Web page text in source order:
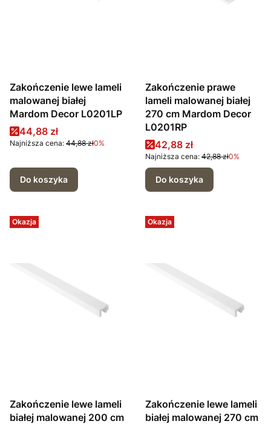
Zakończenie lewe lameli
malowanej białej
Mardom Decor L0201LP
Cena promocyjna
44,88 zł
Najniższa cena: 44,88 zł0%
Do koszyka
Zakończenie prawe
lameli malowanej białej
270 cm Mardom Decor
L0201RP
Cena promocyjna
42,88 zł
Najniższa cena: 42,88 zł0%
Do koszyka
Okazja
Zakończenie lewe lameli
białej malowanej 200 cm
Okazja
Zakończenie lewe lameli
białej malowanej 270 cm